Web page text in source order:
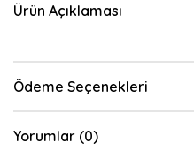
Ürün Açıklaması
Ödeme Seçenekleri
Yorumlar (0)